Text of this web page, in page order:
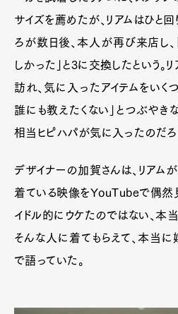
サイズを薦めたが、リアムはひと回
ろが数日後、本人が再び来店し
しかった」と3に交換したという。
訪れ、気に入ったアイテムをいく
誰にも教えたくない」とつぶやき
相当ヒピハパが気に入ったのだろ
デザイナーの加賀さんは、リアム
着ている映像をYouTubeで偶然
イドル的にウケたのではない、本当
そんな人に着てもらえて、本当
で語っていた。